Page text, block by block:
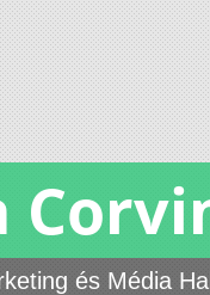
és Média